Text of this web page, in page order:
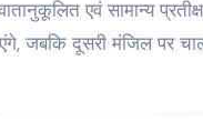
एवं सामान्य
जबकि दूसरी मंजिल पर